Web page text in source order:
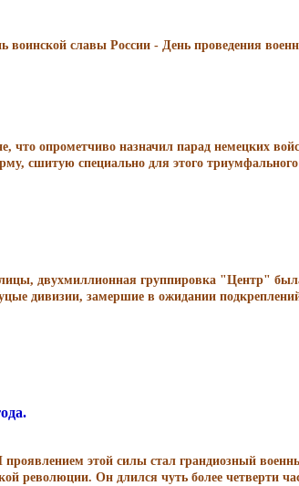
воинской славы России - День проведения
что опрометчиво назначил парад немецких
сшитую специально для этого
двухмиллионная группировка "Центр"
дивизии, замершие в ожидании
этой силы стал грандиозный
революции. Он длился чуть более четверти